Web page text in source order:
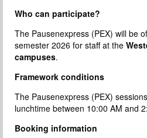
Who can participate?
The Pausenexpress (PEX) will be
semester 2026 for staff at the
campuses.
Framework conditions
The Pausenexpress (PEX)
lunchtime between 10:00 AM and
Booking information